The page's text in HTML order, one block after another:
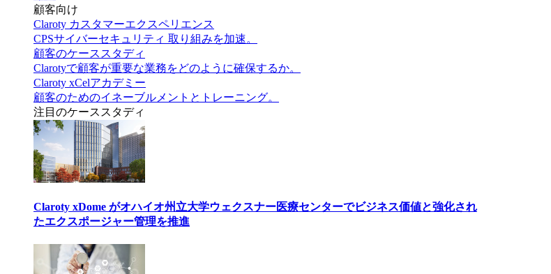
顧客向け
Claroty カスタマーエクスペリエンス
CPSサイバーセキュリティ 取り組みを加速。
顧客のケーススタディ
Clarotyで顧客が重要な業務をどのように確保するか。
Claroty xCelアカデミー
顧客のためのイネーブルメントとトレーニング。
注目のケーススタディ
Claroty xDome がオハイオ州立大学ウェクスナー医療センターでビジネス価値と強化され
たエクスポージャー管理を推進